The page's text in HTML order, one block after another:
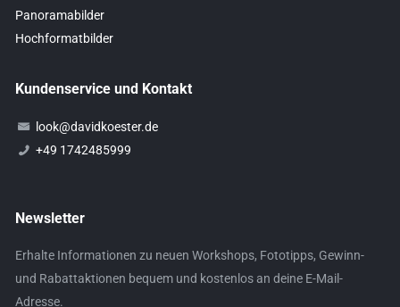
Panoramabilder
Hochformatbilder
Kundenservice und Kontakt
look@davidkoester.de
+49 1742485999
Newsletter
Erhalte Informationen zu neuen Workshops, Fototipps, Gewinn-
und Rabattaktionen bequem und kostenlos an deine E-Mail-
Adresse.